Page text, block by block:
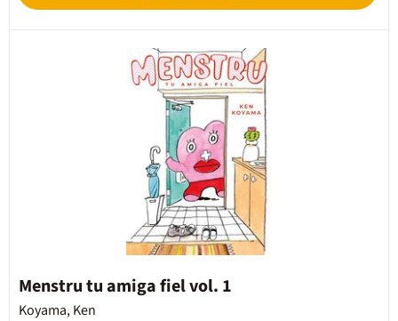
Menstru tu amiga fiel vol. 1
Koyama, Ken